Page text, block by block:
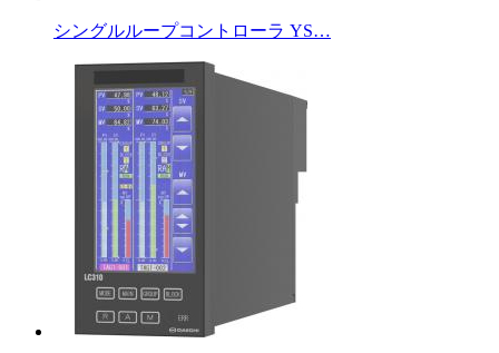
シングルループコントローラ YS…